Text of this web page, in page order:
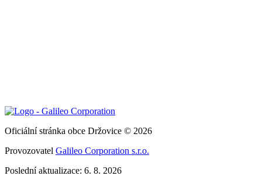
Oficiální stránka obce Držovice © 2026
Provozovatel Galileo Corporation s.r.o.
Poslední aktualizace: 6. 8. 2026